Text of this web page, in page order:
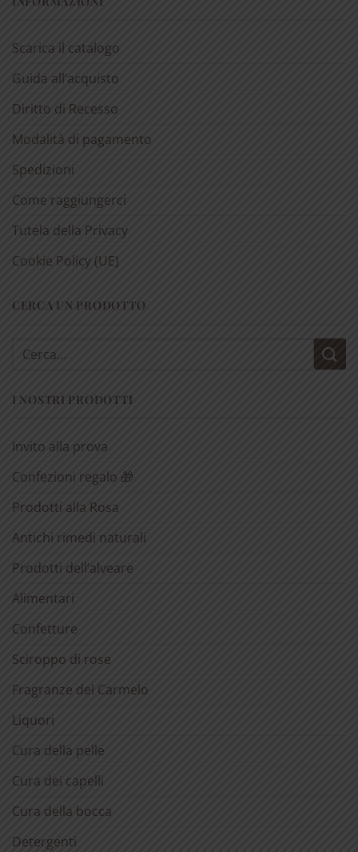
Scarica il catalogo
Guida all’acquisto
Diritto di Recesso
Modalità di pagamento
Spedizioni
Come raggiungerci
Tutela della Privacy
Cookie Policy (UE)
CERCA UN PRODOTTO
Cerca:
I NOSTRI PRODOTTI
Invito alla prova
Confezioni regalo 🎁
Prodotti alla Rosa
Antichi rimedi naturali
Prodotti dell’alveare
Alimentari
Confetture
Sciroppo di rose
Fragranze del Carmelo
Liquori
Cura della pelle
Cura dei capelli
Cura della bocca
Detergenti